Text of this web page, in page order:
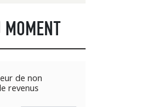
de non
revenus